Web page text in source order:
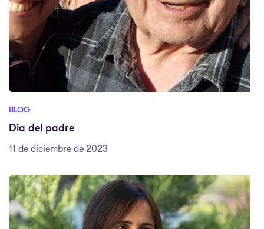
BLOG
Día del padre
11 de diciembre de 2023